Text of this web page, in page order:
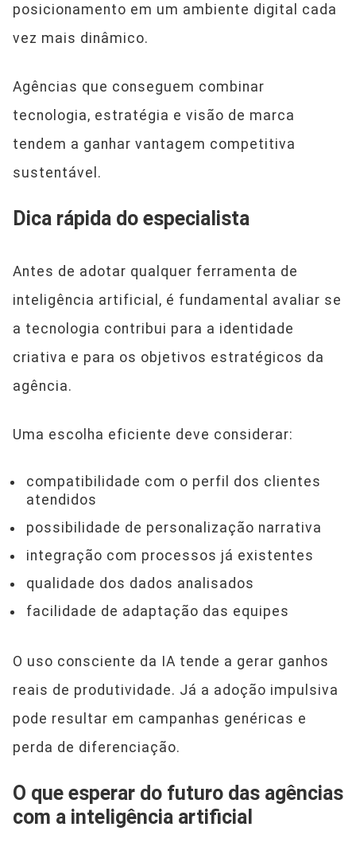
posicionamento em um ambiente digital cada
vez mais dinâmico.
Agências que conseguem combinar
tecnologia, estratégia e visão de marca
tendem a ganhar vantagem competitiva
sustentável.
Dica rápida do especialista
Antes de adotar qualquer ferramenta de
inteligência artificial, é fundamental avaliar se
a tecnologia contribui para a identidade
criativa e para os objetivos estratégicos da
agência.
Uma escolha eficiente deve considerar:
compatibilidade com o perfil dos clientes
atendidos
possibilidade de personalização narrativa
integração com processos já existentes
qualidade dos dados analisados
facilidade de adaptação das equipes
O uso consciente da IA tende a gerar ganhos
reais de produtividade. Já a adoção impulsiva
pode resultar em campanhas genéricas e
perda de diferenciação.
O que esperar do futuro das agências
com a inteligência artificial